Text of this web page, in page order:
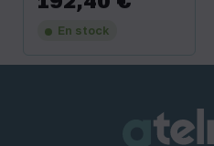
En stock